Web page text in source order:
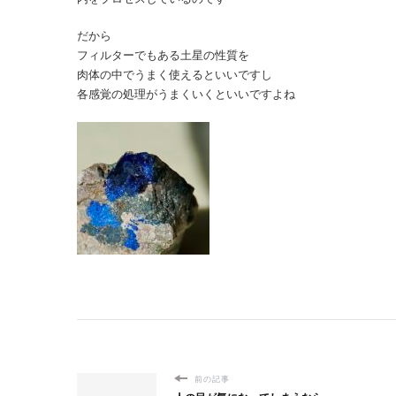
だから
フィルターでもある土星の性質を
肉体の中でうまく使えるといいですし
各感覚の処理がうまくいくといいですよね
前の記事